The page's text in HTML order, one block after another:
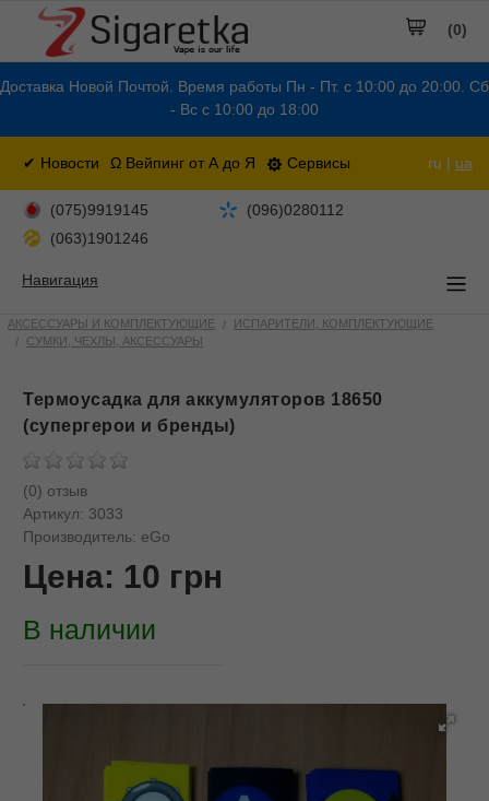
Доставка Новой Почтой. Время работы Пн - Пт. с 10:00 до 20:00. Сб
- Вс с 10:00 до 18:00
✔ Новости Ω Вейпинг от А до Я Сервисы ru | ua
(0)
(075)9919145
(096)0280112
(063)1901246
Навигация
АКСЕССУАРЫ И КОМПЛЕКТУЮЩИЕ
ИСПАРИТЕЛИ, КОМПЛЕКТУЮЩИЕ
СУМКИ, ЧЕХЛЫ, АКСЕССУАРЫ
Термоусадка для аккумуляторов 18650
(супергерои и бренды)
(0) отзыв
Артикул: 3033
Производитель: eGo
Цена: 10 грн
В наличии